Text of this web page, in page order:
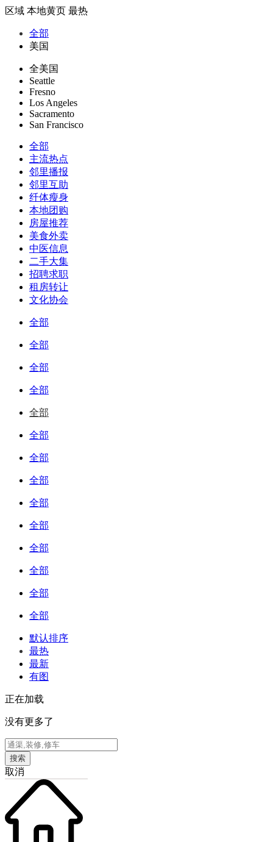
区域 本地黄页 最热
全部
美国
全美国
Seattle
Fresno
Los Angeles
Sacramento
San Francisco
全部
主流热点
邻里播报
邻里互助
纤体瘦身
本地团购
房屋推荐
美食外卖
中医信息
二手大集
招聘求职
租房转让
文化协会
全部
全部
全部
全部
全部
全部
全部
全部
全部
全部
全部
全部
全部
全部
默认排序
最热
最新
有图
正在加载
没有更多了
搜索
取消